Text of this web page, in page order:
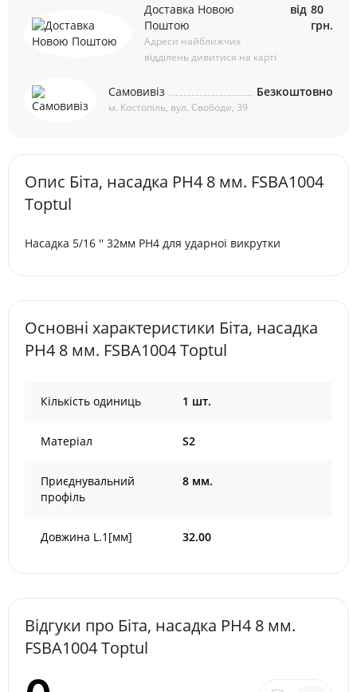
Доставка Новою
Поштою
Адреси найближчих
відділень дивитися на карті
від 80
грн.
Самовивіз
м. Костопіль, вул. Свободи, 39
Безкоштовно
Опис Біта, насадка PH4 8 мм. FSBA1004
Toptul
Насадка 5/16 '' 32мм PH4 для ударної викрутки
Основні характеристики Біта, насадка
PH4 8 мм. FSBA1004 Toptul
Кількість одиниць 1 шт.
Матеріал S2
Приєднувальний
профіль
8 мм.
Довжина L.1[мм] 32.00
Відгуки про Біта, насадка PH4 8 мм.
FSBA1004 Toptul